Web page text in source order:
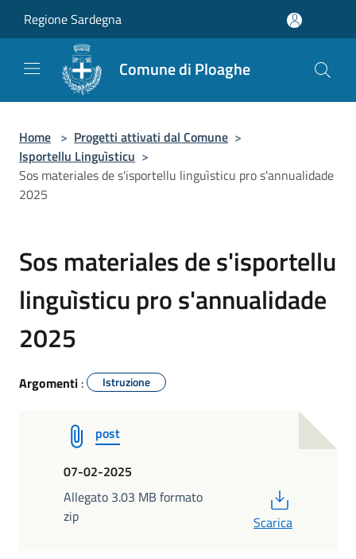
Regione Sardegna
Comune di Ploaghe
Home > Progetti attivati dal Comune >
Isportellu Linguìsticu >
Sos materiales de s'isportellu linguìsticu pro s'annualidade
2025
Sos materiales de s'isportellu
linguìsticu pro s'annualidade
2025
Argomenti : Istruzione
post
07-02-2025
Allegato 3.03 MB formato
zip
Scarica